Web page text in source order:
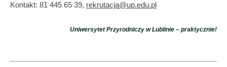
Kontakt: 81 445 65 39, rekrutacja@up.edu.pl
Uniwersytet Przyrodniczy w Lublinie – praktycznie!